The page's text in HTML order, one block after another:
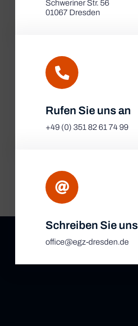
Schweriner Str. 56
01067 Dresden
Rufen Sie uns an
+49 (0) 351 82 61 74 99
Schreiben Sie uns
office@egz-dresden.de